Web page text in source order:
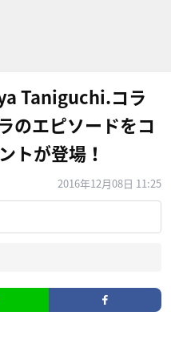
Taniguchi.コラ
のエピソードをコ
トが登場！
2016年12月08日 11:25